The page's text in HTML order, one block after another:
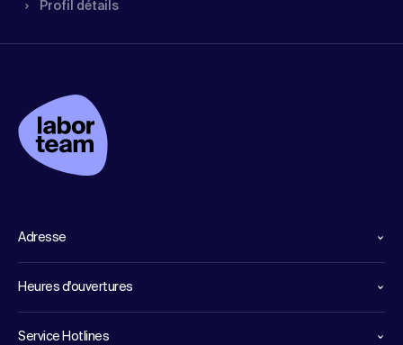
Profil détails
Adresse
Heures d'ouvertures
Service Hotlines